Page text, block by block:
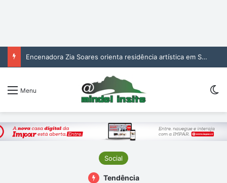
Encenadora Zia Soares orienta residência artística em São Vicente
Menu
Social
Tendência